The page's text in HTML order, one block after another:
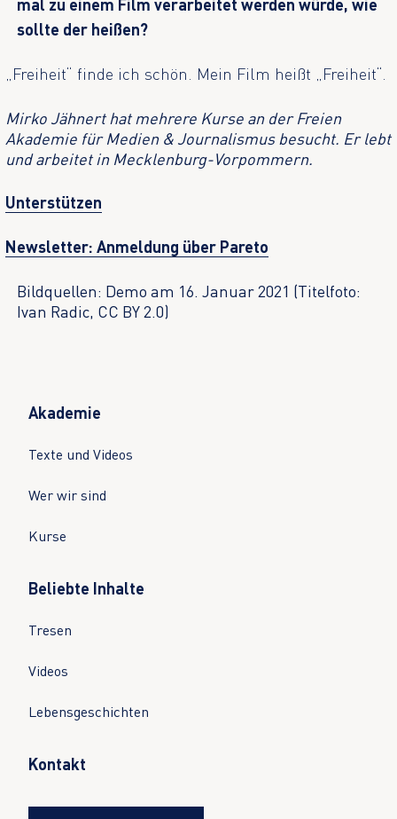
mal zu einem Film verarbeitet werden würde, wie
sollte der heißen?
„Freiheit“ finde ich schön. Mein Film heißt „Freiheit“.
Mirko Jähnert hat mehrere Kurse an der Freien
Akademie für Medien & Journalismus besucht. Er lebt
und arbeitet in Mecklenburg-Vorpommern.
Unterstützen
Newsletter: Anmeldung über Pareto
Bildquellen: Demo am 16. Januar 2021 (Titelfoto:
Ivan Radic, CC BY 2.0)
Akademie
Texte und Videos
Wer wir sind
Kurse
Beliebte Inhalte
Tresen
Videos
Lebensgeschichten
Kontakt